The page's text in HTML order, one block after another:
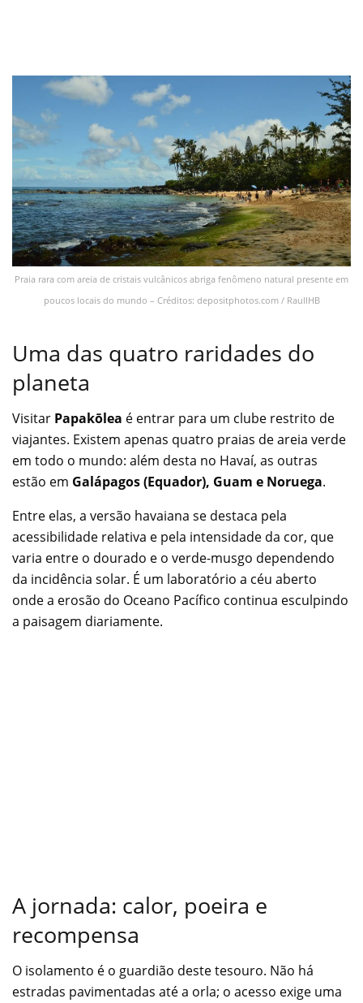
Praia rara com areia de cristais vulcânicos abriga fenômeno natural presente em
poucos locais do mundo – Créditos: depositphotos.com / RaullHB
Uma das quatro raridades do
planeta
Visitar Papakōlea é entrar para um clube restrito de
viajantes. Existem apenas quatro praias de areia verde
em todo o mundo: além desta no Havaí, as outras
estão em Galápagos (Equador), Guam e Noruega.
Entre elas, a versão havaiana se destaca pela
acessibilidade relativa e pela intensidade da cor, que
varia entre o dourado e o verde-musgo dependendo
da incidência solar. É um laboratório a céu aberto
onde a erosão do Oceano Pacífico continua esculpindo
a paisagem diariamente.
A jornada: calor, poeira e
recompensa
O isolamento é o guardião deste tesouro. Não há
estradas pavimentadas até a orla; o acesso exige uma